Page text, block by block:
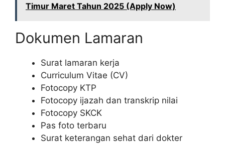
Timur Maret Tahun 2025 (Apply Now)
Dokumen Lamaran
Surat lamaran kerja
Curriculum Vitae (CV)
Fotocopy KTP
Fotocopy ijazah dan transkrip nilai
Fotocopy SKCK
Pas foto terbaru
Surat keterangan sehat dari dokter